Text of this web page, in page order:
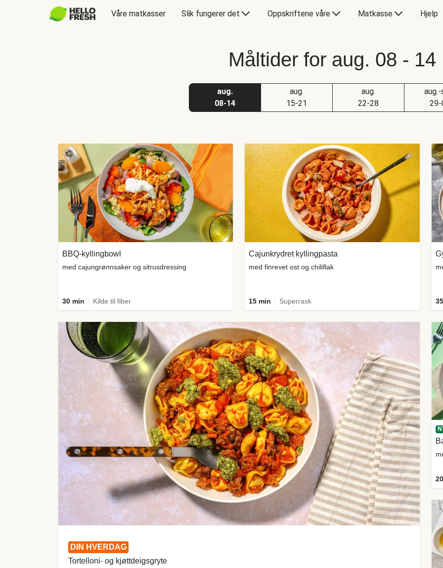
Våre matkasser Slik fungerer det Oppskriftene våre Matkasse Hjelp
Måltider for aug. 08 - 14
aug.
08-14
aug.
15-21
aug.
22-28
aug.-
29-
DIN HVERDAG
Tortelloni- og kjøttdeigsgryte
BBQ-kyllingbowl
med cajungrønnsaker og sitrusdressing
30 min Kilde til fiber
Cajunkrydret kyllingpasta
med finrevet ost og chiliflak
15 min Superrask